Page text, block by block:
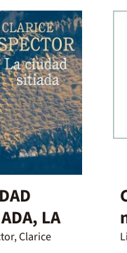
LA
Clarice